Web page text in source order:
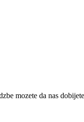
mozete da nas